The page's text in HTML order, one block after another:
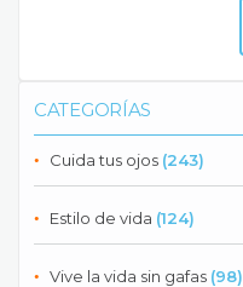
CATEGORÍAS
Cuida tus ojos (243)
Estilo de vida (124)
Vive la vida sin gafas (98)